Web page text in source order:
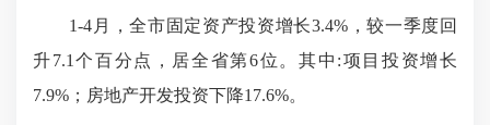
1-4月，全市固定资产投资增长3.4%，较一季度回
升7.1个百分点，居全省第6位。其中:项目投资增长
7.9%；房地产开发投资下降17.6%。